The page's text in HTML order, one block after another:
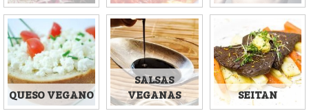
QUESO VEGANO
SALSAS
VEGANAS
SEITAN